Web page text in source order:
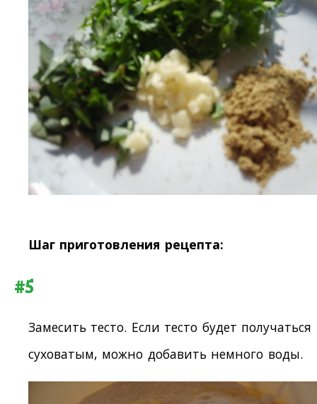
Шаг приготовления рецепта:
#5
Замесить тесто. Если тесто будет получаться
суховатым, можно добавить немного воды.